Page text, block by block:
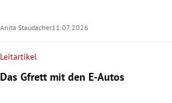
Anita Staudacher11.07.2026
Leitartikel
Das Gfrett mit den E-Autos